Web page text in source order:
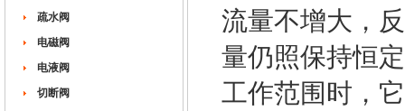
疏水阀
电磁阀
电液阀
切断阀
流量不增大，
量仍照保持恒
工作范围时，